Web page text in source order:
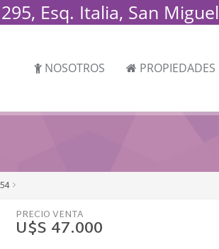
Esq. Italia, San Miguel
NOSOTROS PROPIEDADES